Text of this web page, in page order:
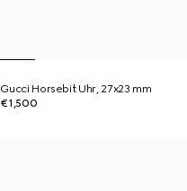
Gucci Horsebit Uhr, 27x23 mm
€1,500